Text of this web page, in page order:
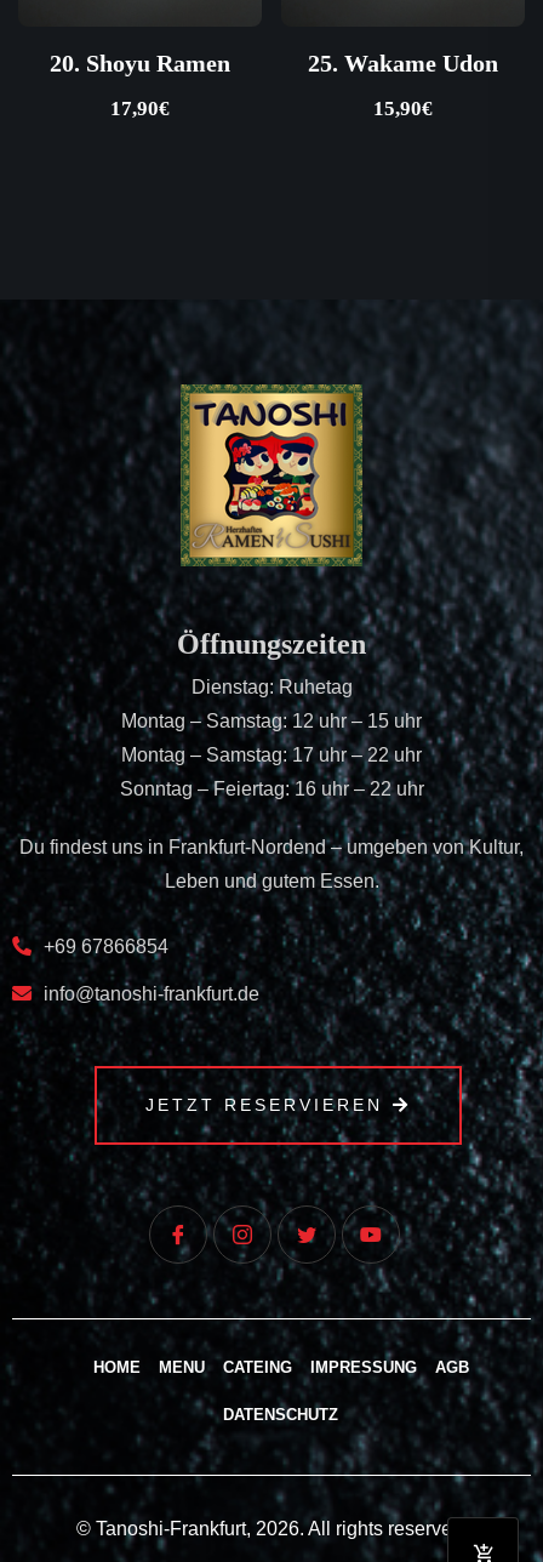
20. Shoyu Ramen
17,90€
25. Wakame Udon
15,90€
Öffnungszeiten
Dienstag: Ruhetag
Montag – Samstag: 12 uhr – 15 uhr
Montag – Samstag: 17 uhr – 22 uhr
Sonntag – Feiertag: 16 uhr – 22 uhr
Du findest uns in Frankfurt-Nordend – umgeben von Kultur,
Leben und gutem Essen.
+69 67866854
info@tanoshi-frankfurt.de
JETZT RESERVIEREN
HOME MENU CATEING IMPRESSUNG AGB
DATENSCHUTZ
© Tanoshi-Frankfurt, 2026. All rights reserved.